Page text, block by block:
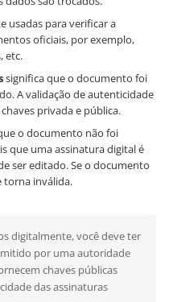
usadas para verificar a
oficiais, por exemplo,
etc.
significa que o documento foi
A validação de autenticidade
privada e pública.
o documento não foi
que uma assinatura digital é
ser editado. Se o documento
torna inválida.
digitalmente, você deve ter
por uma autoridade
chaves públicas
das assinaturas